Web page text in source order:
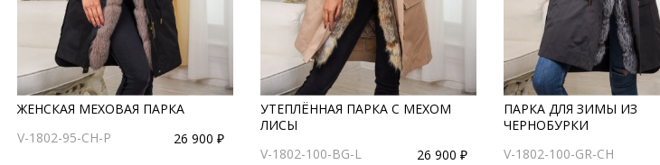
ЖЕНСКАЯ МЕХОВАЯ ПАРКА
V-1802-95-CH-P
26 900 ₽
УТЕПЛЁННАЯ ПАРКА С МЕХОМ
ЛИСЫ
V-1802-100-BG-L
26 900 ₽
ПАРКА ДЛЯ ЗИМЫ ИЗ
ЧЕРНОБУРКИ
V-1802-100-GR-CH